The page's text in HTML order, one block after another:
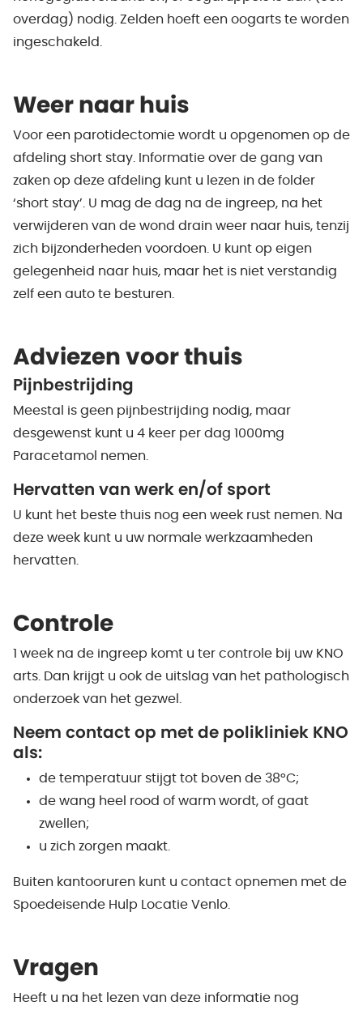
overdag) nodig. Zelden hoeft een oogarts te worden
ingeschakeld.
Weer naar huis
Voor een parotidectomie wordt u opgenomen op de
afdeling short stay. Informatie over de gang van
zaken op deze afdeling kunt u lezen in de folder
‘short stay’. U mag de dag na de ingreep, na het
verwijderen van de wond drain weer naar huis, tenzij
zich bijzonderheden voordoen. U kunt op eigen
gelegenheid naar huis, maar het is niet verstandig
zelf een auto te besturen.
Adviezen voor thuis
Pijnbestrijding
Meestal is geen pijnbestrijding nodig, maar
desgewenst kunt u 4 keer per dag 1000mg
Paracetamol nemen.
Hervatten van werk en/of sport
U kunt het beste thuis nog een week rust nemen. Na
deze week kunt u uw normale werkzaamheden
hervatten.
Controle
1 week na de ingreep komt u ter controle bij uw KNO
arts. Dan krijgt u ook de uitslag van het pathologisch
onderzoek van het gezwel.
Neem contact op met de polikliniek KNO
als:
de temperatuur stijgt tot boven de 38°C;
de wang heel rood of warm wordt, of gaat
zwellen;
u zich zorgen maakt.
Buiten kantooruren kunt u contact opnemen met de
Spoedeisende Hulp Locatie Venlo.
Vragen
Heeft u na het lezen van deze informatie nog